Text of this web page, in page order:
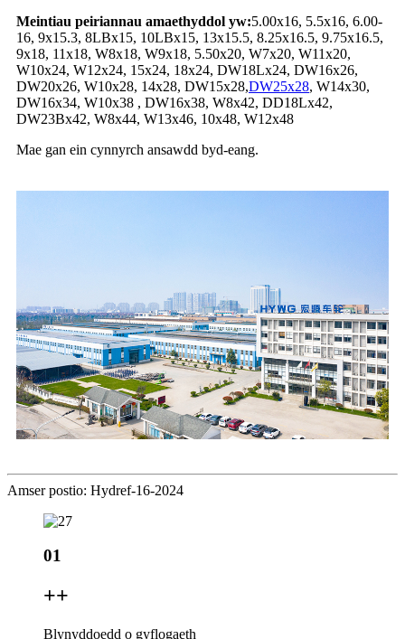
Meintiau peiriannau amaethyddol yw:5.00x16, 5.5x16, 6.00-
16, 9x15.3, 8LBx15, 10LBx15, 13x15.5, 8.25x16.5, 9.75x16.5,
9x18, 11x18, W8x18, W9x18, 5.50x20, W7x20, W11x20,
W10x24, W12x24, 15x24, 18x24, DW18Lx24, DW16x26,
DW20x26, W10x28, 14x28, DW15x28,DW25x28, W14x30,
DW16x34, W10x38 , DW16x38, W8x42, DD18Lx42,
DW23Bx42, W8x44, W13x46, 10x48, W12x48
Mae gan ein cynnyrch ansawdd byd-eang.
Amser postio: Hydref-16-2024
01
++
Blynyddoedd o gyflogaeth